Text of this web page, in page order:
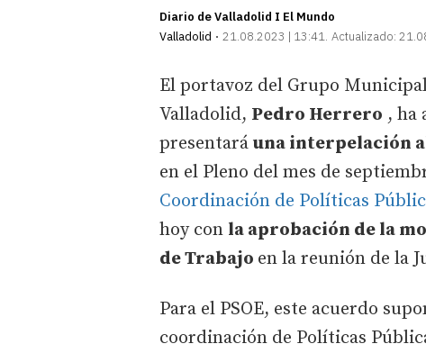
Diario de Valladolid I El Mundo
Valladolid
21.08.2023 | 13:41 Actualizado:
El portavoz del Grupo
Valladolid, Pedro Herrero , ha
presentará una interpelación
en el Pleno del mes de
Coordinación de Políticas
hoy con la aprobación de la
de Trabajo en la reunión de la
Para el PSOE, este acuerdo
coordinación de Políticas